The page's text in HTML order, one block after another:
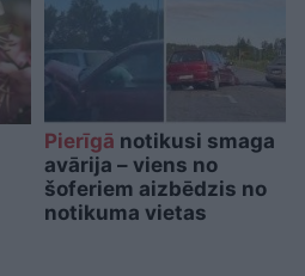
Pierīgā notikusi smaga
avārija – viens no
šoferiem aizbēdzis no
notikuma vietas